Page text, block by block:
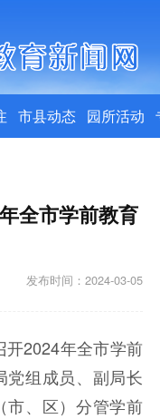
市县动态 园所活动
全市学前教育
发布时间：2024-03-05
开2024年全市学前
党组成员、副局长
市、区）分管学前